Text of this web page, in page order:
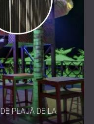
PLAJĂ DE LA